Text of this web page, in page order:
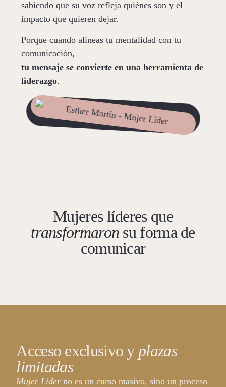
sabiendo que su voz refleja quiénes son y el
impacto que quieren dejar.
Porque cuando alineas tu mentalidad con tu
comunicación,
tu mensaje se convierte en una herramienta de
liderazgo.
Mujeres líderes que
transformaron su forma de
comunicar
Acceso exclusivo y plazas
limitadas
Mujer Líder no es un curso masivo, sino un proceso